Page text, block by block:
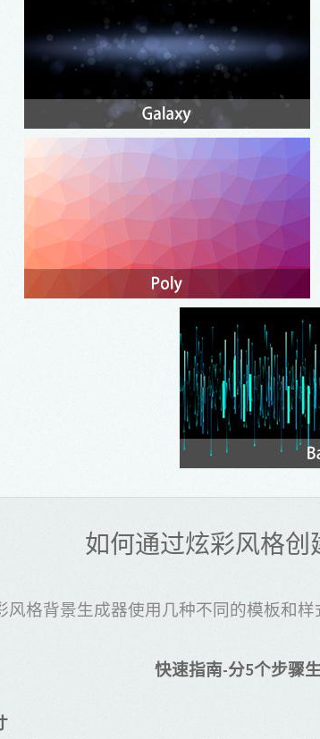
如何通过炫彩风格
风格背景生成器使用几种不同的模板和
快速指南-分5个步骤